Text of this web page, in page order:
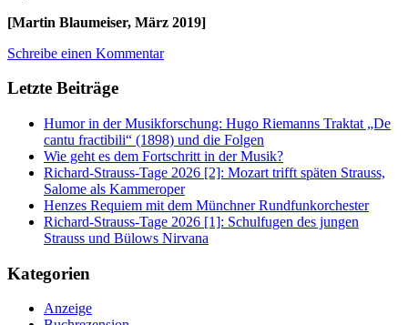
[Martin Blaumeiser, März 2019]
Schreibe einen Kommentar
Letzte Beiträge
Humor in der Musikforschung: Hugo Riemanns Traktat „De
cantu fractibili“ (1898) und die Folgen
Wie geht es dem Fortschritt in der Musik?
Richard-Strauss-Tage 2026 [2]: Mozart trifft späten Strauss,
Salome als Kammeroper
Henzes Requiem mit dem Münchner Rundfunkorchester
Richard-Strauss-Tage 2026 [1]: Schulfugen des jungen
Strauss und Bülows Nirvana
Kategorien
Anzeige